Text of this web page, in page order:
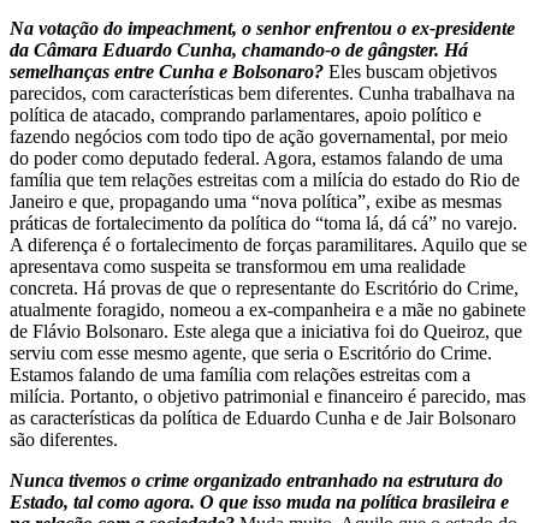
Na votação do impeachment, o senhor enfrentou o ex-presidente
da Câmara Eduardo Cunha, chamando-o de gângster. Há
semelhanças entre Cunha e Bolsonaro? Eles buscam objetivos
parecidos, com características bem diferentes. Cunha trabalhava na
política de atacado, comprando parlamentares, apoio político e
fazendo negócios com todo tipo de ação governamental, por meio
do poder como deputado federal. Agora, estamos falando de uma
família que tem relações estreitas com a milícia do estado do Rio de
Janeiro e que, propagando uma “nova política”, exibe as mesmas
práticas de fortalecimento da política do “toma lá, dá cá” no varejo.
A diferença é o fortalecimento de forças paramilitares. Aquilo que se
apresentava como suspeita se transformou em uma realidade
concreta. Há provas de que o representante do Escritório do Crime,
atualmente foragido, nomeou a ex-companheira e a mãe no gabinete
de Flávio Bolsonaro. Este alega que a iniciativa foi do Queiroz, que
serviu com esse mesmo agente, que seria o Escritório do Crime.
Estamos falando de uma família com relações estreitas com a
milícia. Portanto, o objetivo patrimonial e financeiro é parecido, mas
as características da política de Eduardo Cunha e de Jair Bolsonaro
são diferentes.
Nunca tivemos o crime organizado entranhado na estrutura do
Estado, tal como agora. O que isso muda na política brasileira e